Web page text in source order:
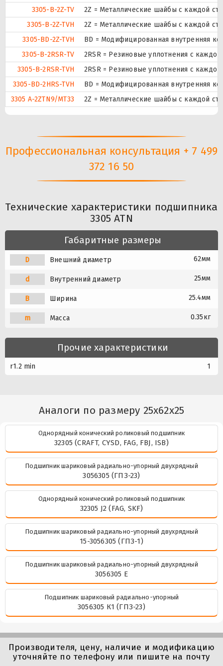
3305-B-2Z-TV
2Z = Металлические шайбы с каждой
3305-B-2Z-TVH
2Z = Металлические шайбы с каждой
3305-BD-2Z-TVH
BD = Модифицированная внутренняя
3305-B-2RSR-TV
2RSR = Резиновые уплотнения с
3305-B-2RSR-TVH
2RSR = Резиновые уплотнения с
3305-BD-2HRS-TVH
BD = Модифицированная внутренняя
3305 A-2ZTN9/MT33
2Z = Металлические шайбы с каждой
Профессиональная консультация + 7 499
372 16 50
Технические характеристики подшипника
3305 ATN
Габаритные размеры
D Внешний диаметр 62мм
d Внутренний диаметр 25мм
B Ширина 25.4мм
m Масса 0.35кг
Прочие характеристики
r1.2 min 1
Аналоги по размеру 25x62x25
Однорядный конический роликовый подшипник
32305 (CRAFT, CYSD, FAG, FBJ, ISB)
Подшипник шариковый радиально-упорный двухрядный
3056305 (ГПЗ-23)
Однорядный конический роликовый подшипник
32305 J2 (FAG, SKF)
Подшипник шариковый радиально-упорный двухрядный
15-3056305 (ГПЗ-1)
Подшипник шариковый радиально-упорный двухрядный
3056305 Е
Подшипник шариковый радиально-упорный
3056305 К1 (ГПЗ-23)
Производителя, цену, наличие и модификацию
уточняйте по телефону или пишите на почту